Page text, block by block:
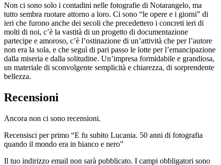
Non ci sono solo i contadini nelle fotografie di Notarangelo, ma
tutto sembra ruotare attorno a loro. Ci sono “le opere e i giorni” di
ieri che furono anche dei secoli che precedettero i concreti ieri di
molti di noi, c’è la vastità di un progetto di documentazione
partecipe e amoroso, c’è l’ostinazione di un’attività che per l’autore
non era la sola, e che seguì di pari passo le lotte per l’emancipazione
dalla miseria e dalla solitudine. Un’impresa formidabile e grandiosa,
un materiale di sconvolgente semplicità e chiarezza, di sorprendente
bellezza.
Recensioni
Ancora non ci sono recensioni.
Recensisci per primo “E fu subito Lucania. 50 anni di fotografia
quando il mondo era in bianco e nero”
Il tuo indirizzo email non sarà pubblicato. I campi obbligatori sono